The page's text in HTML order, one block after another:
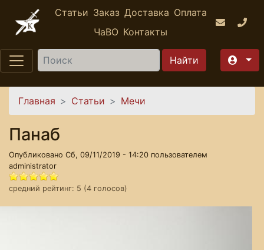
Перейти к основному содержанию
Статьи Заказ Доставка Оплата
ЧаВО Контакты
Найти
Вы здесь
Главная Статьи Мечи
Панаб
Опубликовано Сб, 09/11/2019 - 14:20 пользователем
administrator
средний рейтинг: 5 (4 голосов)